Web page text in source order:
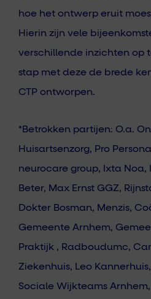
hoe het ontwerp eruit
Hierin zijn vele
verschillende inzichten op
stap met deze de brede
CTP ontworpen.
*Betrokken partijen: O.a.
Huisartsenzorg, Pro
neurocare group, Ixta Noa,
Beter, Max Ernst GGZ,
Dokter Bosman, Menzis,
Gemeente Arnhem,
Praktijk , Radboudumc,
Ziekenhuis, Leo
Sociale Wijkteams